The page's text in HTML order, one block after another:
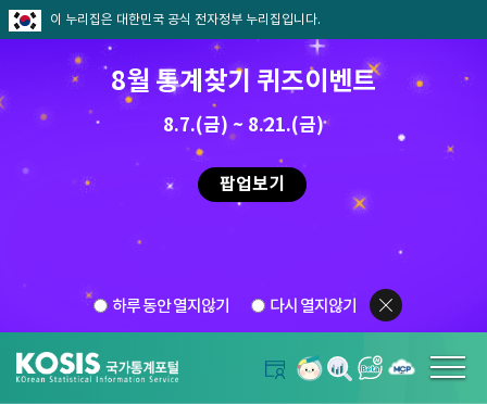
이 누리집은 대한민국 공식 전자정부 누리집입니다.
8월 통계찾기 퀴즈이벤트
8.7.(금) ~ 8.21.(금)
팝업보기
하루 동안 열지않기 다시 열지않기